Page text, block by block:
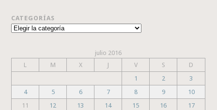
CATEGORÍAS
Categorías
julio 2016
L
M X J V S
D
1
2
3
4
5 6 7 8 9
10
11
12 13 14 15 16
17